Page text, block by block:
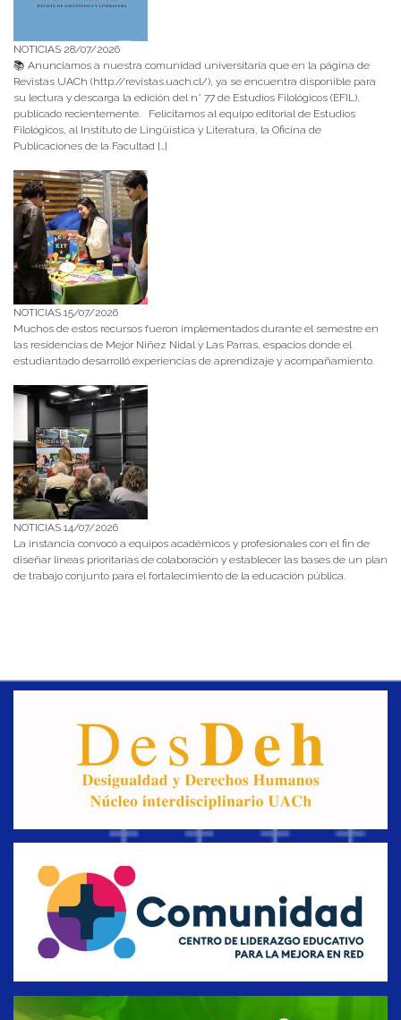
NOTICIAS 28/07/2026
📚 Anunciamos a nuestra comunidad universitaria que en la página de
Revistas UACh (http://revistas.uach.cl/), ya se encuentra disponible para
su lectura y descarga la edición del n° 77 de Estudios Filológicos (EFIL),
publicado recientemente. Felicitamos al equipo editorial de Estudios
Filológicos, al Instituto de Lingüística y Literatura, la Oficina de
Publicaciones de la Facultad […]
NOTICIAS 15/07/2026
Muchos de estos recursos fueron implementados durante el semestre en
las residencias de Mejor Niñez Nidal y Las Parras, espacios donde el
estudiantado desarrolló experiencias de aprendizaje y acompañamiento.
NOTICIAS 14/07/2026
La instancia convocó a equipos académicos y profesionales con el fin de
diseñar líneas prioritarias de colaboración y establecer las bases de un plan
de trabajo conjunto para el fortalecimiento de la educación pública.